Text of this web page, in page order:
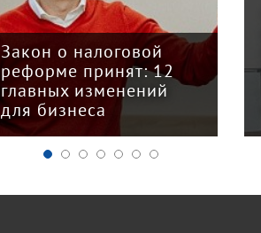
Закон о налоговой
реформе принят: 12
главных изменений
для бизнеса